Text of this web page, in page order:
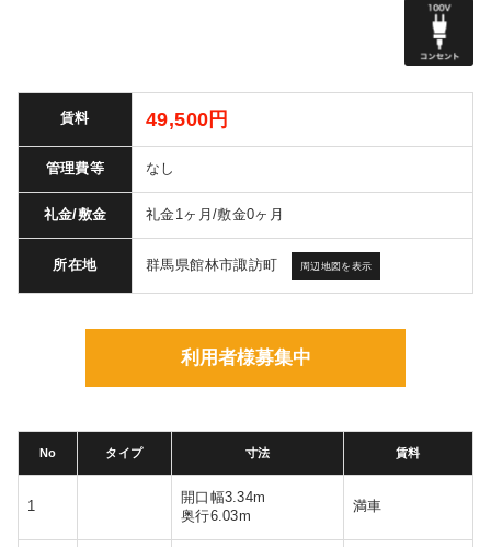
賃料 49,500円
管理費等 なし
礼金/敷金 礼金1ヶ月/敷金0ヶ月
所在地 群馬県館林市諏訪町 周辺地図を表示
利用者様募集中
No タイプ 寸法 賃料
1
開口幅3.34m
奥行6.03m
満車